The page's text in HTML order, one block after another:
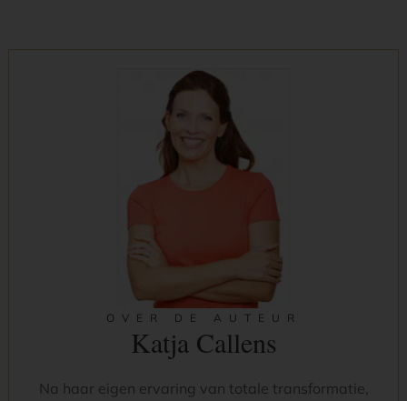
OVER DE AUTEUR
Katja Callens
Na haar eigen ervaring van totale transformatie,